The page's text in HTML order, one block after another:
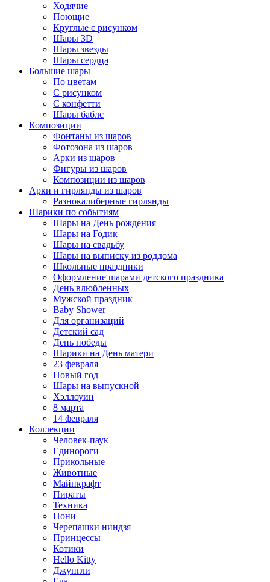
Ходячие
Поющие
Круглые с рисунком
Шары 3D
Шары звезды
Шары сердца
Большие шары
По цветам
С рисунком
С конфетти
Шары баблс
Композиции
Фонтаны из шаров
Фотозона из шаров
Арки из шаров
Фигуры из шаров
Композиции из шаров
Арки и гирлянды из шаров
Разнокалиберные гирлянды
Шарики по событиям
Шары на День рождения
Шары на Годик
Шары на свадьбу
Шары на выписку из роддома
Школьные праздники
Оформление шарами детского праздника
День влюбленных
Мужской праздник
Baby Shower
Для организаций
Детский сад
День победы
Шарики на День матери
23 февраля
Новый год
Шары на выпускной
Хэллоуин
8 марта
14 февраля
Коллекции
Человек-паук
Единороги
Прикольные
Животные
Майнкрафт
Пираты
Техника
Пони
Черепашки ниндзя
Принцессы
Котики
Hello Kitty
Джунгли